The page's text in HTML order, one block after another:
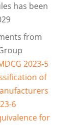
has been
from
2023-5
of
6
for